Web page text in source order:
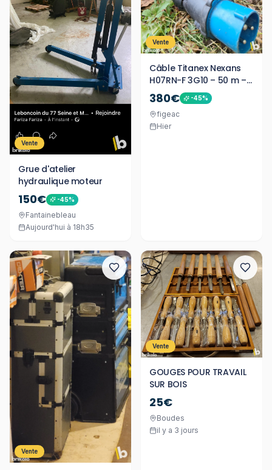
Vente
Grue d'atelier
hydraulique moteur
150€ -45%
Fantainebleau
Aujourd'hui à 18h35
Vente
Câble Titanex Nexans
H07RN-F 3G10 – 50 m –
Prises Legrand 32A
380€ -45%
figeac
Hier
Vente
Vente
GOUGES POUR TRAVAIL
SUR BOIS
25€
Boudes
il y a 3 jours